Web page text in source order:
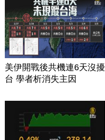
美伊開戰後共機連6天沒擾
台 學者析消失主因